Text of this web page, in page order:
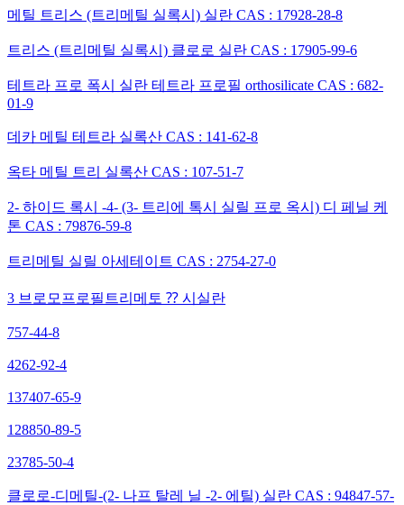
메틸 트리스 (트리메틸 실록시) 실란 CAS : 17928-28-8
트리스 (트리메틸 실록시) 클로로 실란 CAS : 17905-99-6
테트라 프로 폭시 실란 테트라 프로필 orthosilicate CAS : 682-
01-9
데카 메틸 테트라 실록산 CAS : 141-62-8
옥타 메틸 트리 실록산 CAS : 107-51-7
2- 하이드 록시 -4- (3- 트리에 톡시 실릴 프로 옥시) 디 페닐 케
톤 CAS : 79876-59-8
트리메틸 실릴 아세테이트 CAS : 2754-27-0
3 브로모프로필트리메토 ⁇ 시실란
757-44-8
4262-92-4
137407-65-9
128850-89-5
23785-50-4
클로로-디메틸-(2- 나프 탈레 닐 -2- 에틸) 실란 CAS : 94847-57-